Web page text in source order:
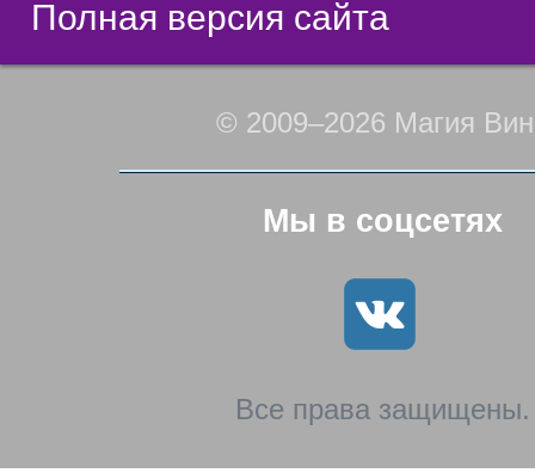
Полная версия сайта
© 2009–2026 Магия
Мы в соцсетях
Все права защищены.